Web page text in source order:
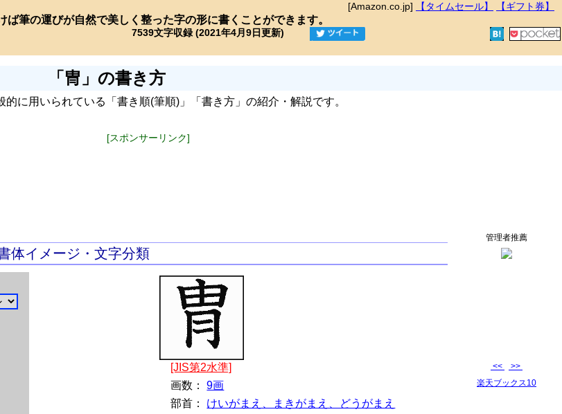
[Amazon.co.jp] 【タイムセール】 【ギフト券】
ば筆の運びが自然で美しく整った字の形に書くことができます。
7539文字収録 (2021年4月9日更新)
「冑」の書き方
的に用いられている「書き順(筆順)」「書き方」の紹介・解説です。
[スポンサーリンク]
体イメージ・文字分類
[JIS第2水準]
画数：9画
部首： けいがまえ、まきがまえ、どうがまえ
管理者推薦
<<
>>
楽天ブックス10